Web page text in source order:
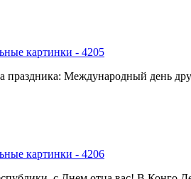
картинки - 4205
праздника: Международный день
картинки - 4206